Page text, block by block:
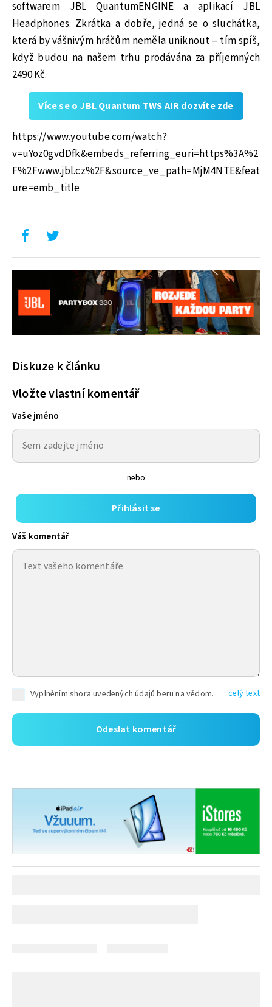
softwarem JBL QuantumENGINE a aplikací JBL
Headphones. Zkrátka a dobře, jedná se o sluchátka,
která by vášnivým hráčům neměla uniknout – tím spíš,
když budou na našem trhu prodávána za příjemných
2490 Kč.
Více se o JBL Quantum TWS AIR dozvíte zde
https://www.youtube.com/watch?
v=uYoz0gvdDfk&embeds_referring_euri=https%3A%2
F%2Fwww.jbl.cz%2F&source_ve_path=MjM4NTE&feat
ure=emb_title
Diskuze k článku
Vložte vlastní komentář
Vaše jméno
nebo
Přihlásit se
Váš komentář
Vyplněním shora uvedených údajů beru na vědomí, že společnost TEXT FACTORY s.r.o., sídlem Brno, Durďákova 336/29, Černá Pole, PSČ: 613 00, IČ: 06157831, zapsané u Krajského soudu v Brně, oddíl C, vložka 100399, bude zpracovávat mé osobní údaje uvedené v rámci mnou vyplněného registračního formuláře na základě oprávněných zájmů TEXT FACTORY s.r.o. dle čl. 6 odst. 1 písm. f) GDPR a pro splnění právních povinností (čl. 6 odst. 1 písm. c) GDPR), a to pro tyto účely: nezbytnost zajistit oprávnění návštěvníka webových stránek provozovaných společností TEXT FACTORY s.r.o. přispívat aktivně ke zveřejněným článkům nebo v rámci diskusních fór a výkon práv TEXT FACTORY s.r.o. jako administrátora těchto diskusních fór. Více informací o zpracování osobních údajů a právech lze nalézt v celý text